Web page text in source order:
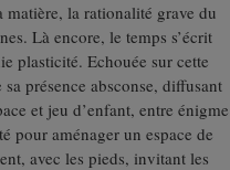
matière, la rationalité grave du
Là encore, le temps s’écrit
plasticité. Echouée sur cette
présence absconse, diffusant
et jeu d’enfant, entre énigme
pour aménager un espace de
avec les pieds, invitant les